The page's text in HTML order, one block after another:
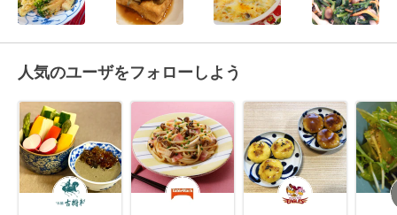
人気のユーザをフォローしよう